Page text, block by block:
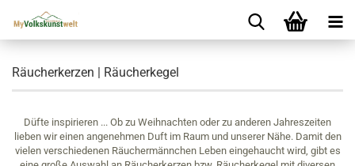
Räucherkerzen | Räucherkegel
Düfte inspirieren ... Ob zu Weihnachten oder zu anderen Jahreszeiten
lieben wir einen angenehmen Duft im Raum und unserer Nähe. Damit den
vielen verschiedenen Räuchermännchen Leben eingehaucht wird, gibt es